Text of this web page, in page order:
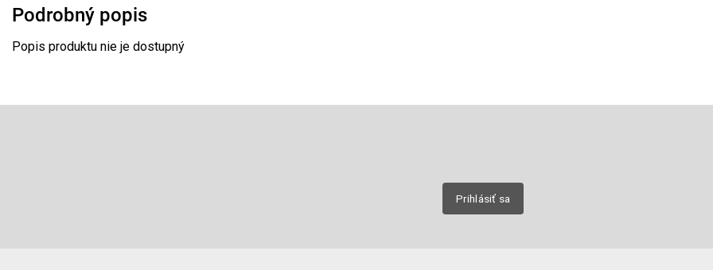
Podrobný popis
Popis produktu nie je dostupný
Prihlásiť sa